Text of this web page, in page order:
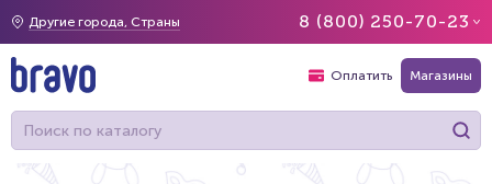
Другие города, Страны 8 (800) 250-70-23
Оплатить Магазины